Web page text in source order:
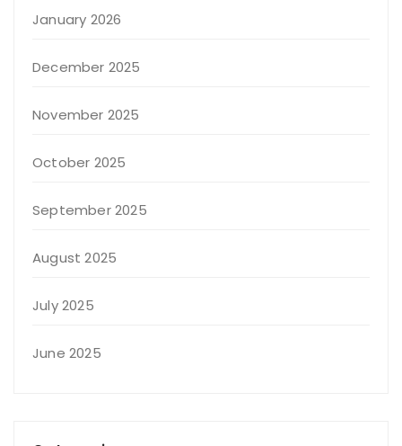
January 2026
December 2025
November 2025
October 2025
September 2025
August 2025
July 2025
June 2025